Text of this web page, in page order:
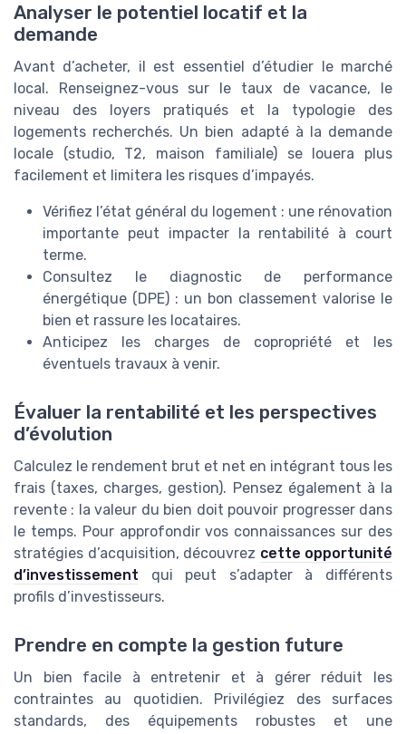
Analyser le potentiel locatif et la
demande
Avant d’acheter, il est essentiel d’étudier le marché
local. Renseignez-vous sur le taux de vacance, le
niveau des loyers pratiqués et la typologie des
logements recherchés. Un bien adapté à la demande
locale (studio, T2, maison familiale) se louera plus
facilement et limitera les risques d’impayés.
Vérifiez l’état général du logement : une rénovation
importante peut impacter la rentabilité à court
terme.
Consultez le diagnostic de performance
énergétique (DPE) : un bon classement valorise le
bien et rassure les locataires.
Anticipez les charges de copropriété et les
éventuels travaux à venir.
Évaluer la rentabilité et les perspectives
d’évolution
Calculez le rendement brut et net en intégrant tous les
frais (taxes, charges, gestion). Pensez également à la
revente : la valeur du bien doit pouvoir progresser dans
le temps. Pour approfondir vos connaissances sur des
stratégies d’acquisition, découvrez cette opportunité
d’investissement qui peut s’adapter à différents
profils d’investisseurs.
Prendre en compte la gestion future
Un bien facile à entretenir et à gérer réduit les
contraintes au quotidien. Privilégiez des surfaces
standards, des équipements robustes et une